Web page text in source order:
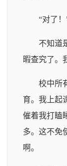
“对了！
不知道
暇查究了。
校中所
育。我上起
催着我打瞌
多。这不免
啊。